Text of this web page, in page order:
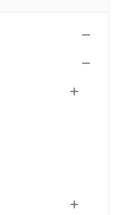



